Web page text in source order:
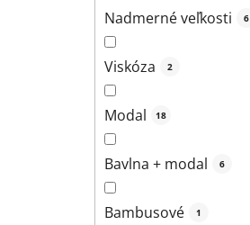
Nadmerné veľkosti 6
Viskóza 2
Modal 18
Bavlna + modal 6
Bambusové 1